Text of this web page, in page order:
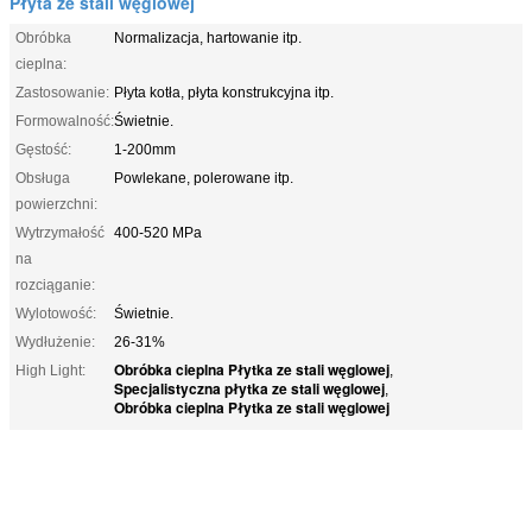
Obróbka
cieplna:
Normalizacja, hartowanie itp.
Zastosowanie: Płyta kotła, płyta konstrukcyjna itp.
Formowalność:Świetnie.
Gęstość:
1-200mm
Obsługa
powierzchni:
Powlekane, polerowane itp.
Wytrzymałość
na
rozciąganie:
400-520 MPa
Wylotowość:
Świetnie.
Wydłużenie:
26-31%
High Light:
Obróbka cieplna Płytka ze stali węglowej,
Specjalistyczna płytka ze stali węglowej,
Obróbka cieplna Płytka ze stali węglowej